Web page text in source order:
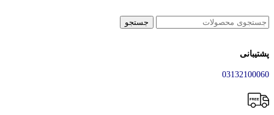
جستجو
پشتیبانی
03132100060